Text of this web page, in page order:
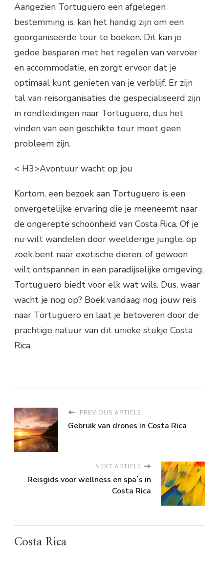
Aangezien Tortuguero een afgelegen
bestemming is, kan het handig zijn om een
georganiseerde tour te boeken. Dit kan je
gedoe besparen met het regelen van vervoer
en accommodatie, en zorgt ervoor dat je
optimaal kunt genieten van je verblijf. Er zijn
tal van reisorganisaties die gespecialiseerd zijn
in rondleidingen naar Tortuguero, dus het
vinden van een geschikte tour moet geen
probleem zijn.
< H3>Avontuur wacht op jou
Kortom, een bezoek aan Tortuguero is een
onvergetelijke ervaring die je meeneemt naar
de ongerepte schoonheid van Costa Rica. Of je
nu wilt wandelen door weelderige jungle, op
zoek bent naar exotische dieren, of gewoon
wilt ontspannen in een paradijselijke omgeving,
Tortuguero biedt voor elk wat wils. Dus, waar
wacht je nog op? Boek vandaag nog jouw reis
naar Tortuguero en laat je betoveren door de
prachtige natuur van dit unieke stukje Costa
Rica.
PREVIOUS ARTICLE
Gebruik van drones in Costa Rica
NEXT ARTICLE
Reisgids voor wellness en spaʼs in
Costa Rica
Costa Rica